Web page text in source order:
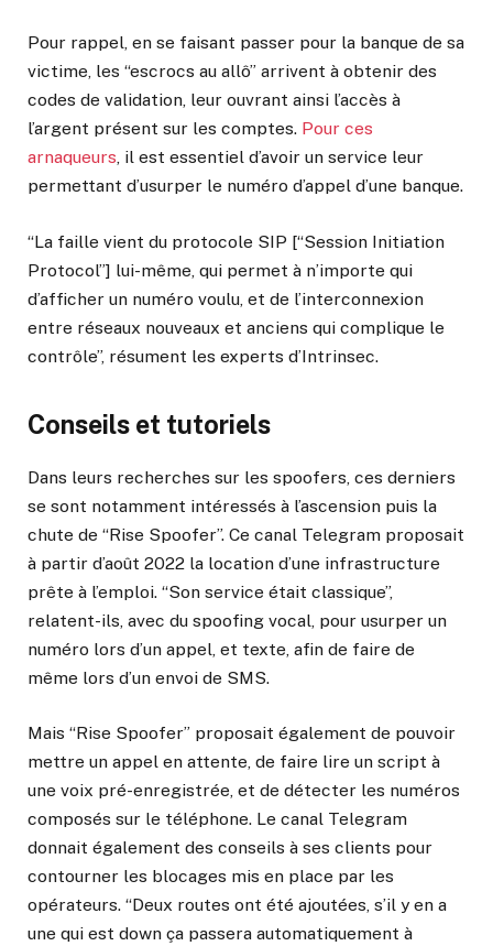
Pour rappel, en se faisant passer pour la banque de sa
victime, les “escrocs au allô” arrivent à obtenir des
codes de validation, leur ouvrant ainsi l’accès à
l’argent présent sur les comptes. Pour ces
arnaqueurs, il est essentiel d’avoir un service leur
permettant d’usurper le numéro d’appel d’une banque.
“La faille vient du protocole SIP [“Session Initiation
Protocol”] lui-même, qui permet à n’importe qui
d’afficher un numéro voulu, et de l’interconnexion
entre réseaux nouveaux et anciens qui complique le
contrôle”, résument les experts d’Intrinsec.
Conseils et tutoriels
Dans leurs recherches sur les spoofers, ces derniers
se sont notamment intéressés à l’ascension puis la
chute de “Rise Spoofer”. Ce canal Telegram proposait
à partir d’août 2022 la location d’une infrastructure
prête à l’emploi. “Son service était classique”,
relatent-ils, avec du spoofing vocal, pour usurper un
numéro lors d’un appel, et texte, afin de faire de
même lors d’un envoi de SMS.
Mais “Rise Spoofer” proposait également de pouvoir
mettre un appel en attente, de faire lire un script à
une voix pré-enregistrée, et de détecter les numéros
composés sur le téléphone. Le canal Telegram
donnait également des conseils à ses clients pour
contourner les blocages mis en place par les
opérateurs. “Deux routes ont été ajoutées, s’il y en a
une qui est down ça passera automatiquement à